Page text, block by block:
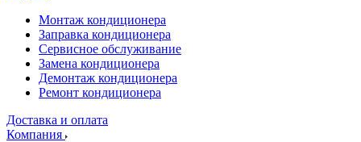
Монтаж кондиционера
Заправка кондиционера
Сервисное обслуживание
Замена кондиционера
Демонтаж кондиционера
Ремонт кондиционера
Доставка и оплата
Компания